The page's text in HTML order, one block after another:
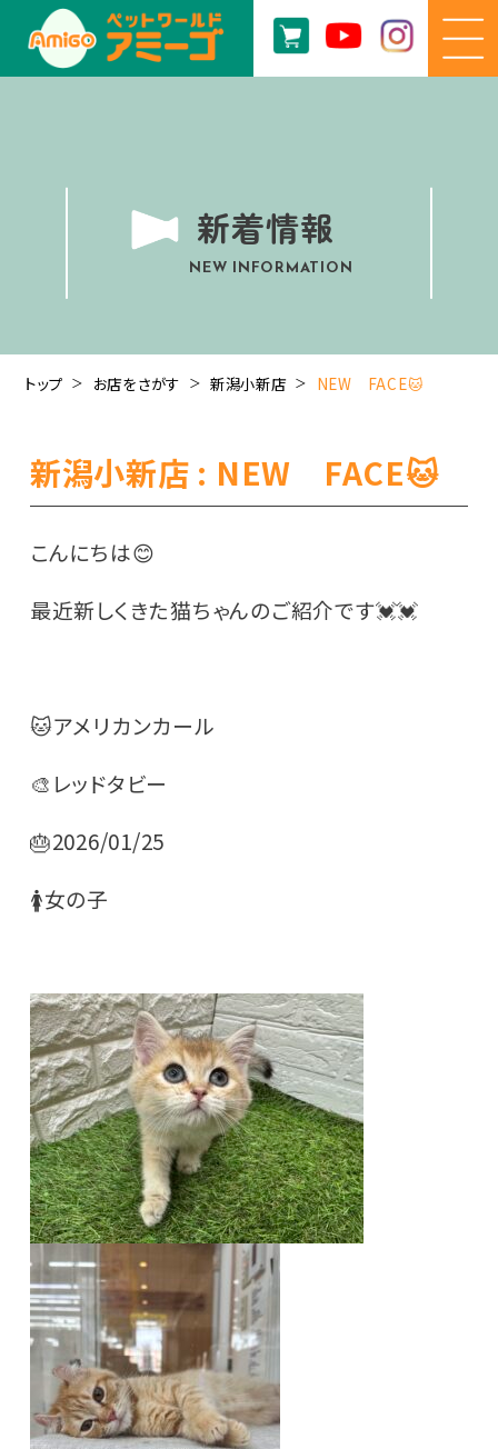
新着情報
NEW INFORMATION
トップ お店をさがす 新潟小新店 NEW FACE🐱
新潟小新店 : NEW FACE🐱
こんにちは😊
最近新しくきた猫ちゃんのご紹介です💓💓
🐱アメリカンカール
🎨レッドタビー
🎂2026/01/25
🚺女の子